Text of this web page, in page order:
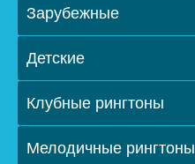
Зарубежные
Детские
Клубные рингтоны
Мелодичные рингтоны